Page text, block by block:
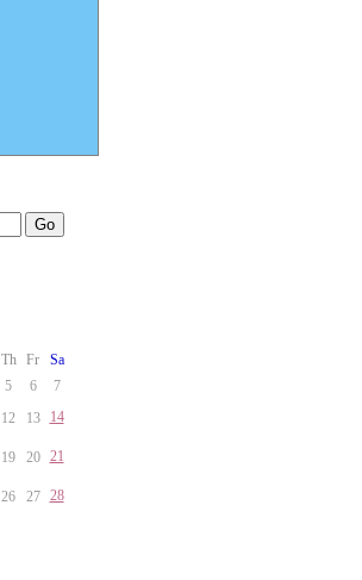
Th Fr
Sa
5 6
7
12 13 14
19 20 21
26 27 28